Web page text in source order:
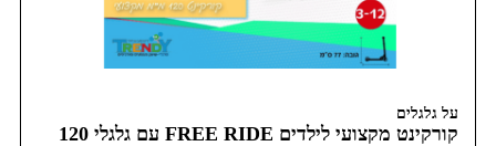
על גלגלים
קורקינט מקצועי לילדים FREE RIDE עם גלגלי 120